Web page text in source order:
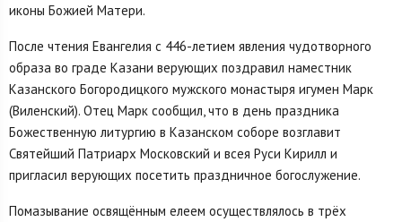
иконы Божией Матери.
После чтения Евангелия с 446-летием явления чудотворного
образа во граде Казани верующих поздравил наместник
Казанского Богородицкого мужского монастыря игумен Марк
(Виленский). Отец Марк сообщил, что в день праздника
Божественную литургию в Казанском соборе возглавит
Святейший Патриарх Московский и всея Руси Кирилл и
пригласил верующих посетить праздничное богослужение.
Помазывание освящённым елеем осуществлялось в трёх